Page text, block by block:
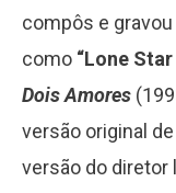
compôs e
como “Lone
Dois Amores
versão original de
versão do diretor